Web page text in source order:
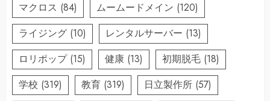
マクロス (84) ムームードメイン (120)
ライジング (10) レンタルサーバー (13)
ロリポップ(15) 健康 (13) 初期脱毛 (18)
学校 (319) 教育 (319) 日立製作所 (57)